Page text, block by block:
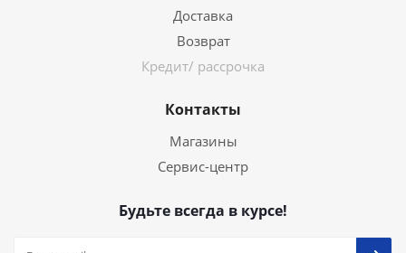
Доставка
Возврат
Кредит/ рассрочка
Контакты
Магазины
Сервис-центр
Будьте всегда в курсе!